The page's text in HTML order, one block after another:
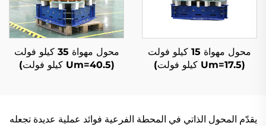
محول مهواة 15 كيلو فولت
(Um=17.5 كيلو فولت)
محول مهواة 35 كيلو فولت
(Um=40.5 كيلو فولت)
يقدّم المحول الذاتي في المحطة الفرعية فوائد عملية عديدة تجعله